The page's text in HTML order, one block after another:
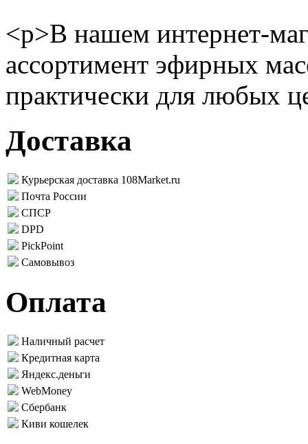
<p>В нашем интернет-
ассортимент эфирных
практически для любых
Доставка
Курьерская доставка 108Market.ru
Почта России
СПСР
DPD
PickPoint
Самовывоз
Оплата
Наличный расчет
Кредитная карта
Яндекс.деньги
WebMoney
Сбербанк
Киви кошелек